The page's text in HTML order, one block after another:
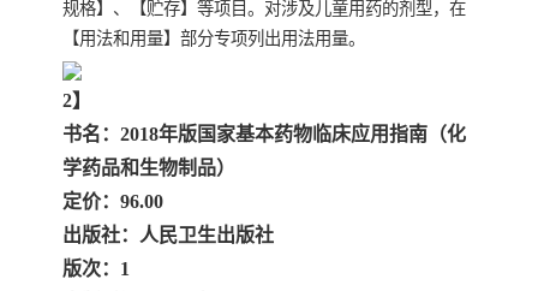
规格】、【贮存】等项目。对涉及儿童用药的剂型，在
【用法和用量】部分专项列出用法用量。
2】
书名：2018年版国家基本药物临床应用指南（化
学药品和生物制品）
定价：96.00
出版社：人民卫生出版社
版次：1